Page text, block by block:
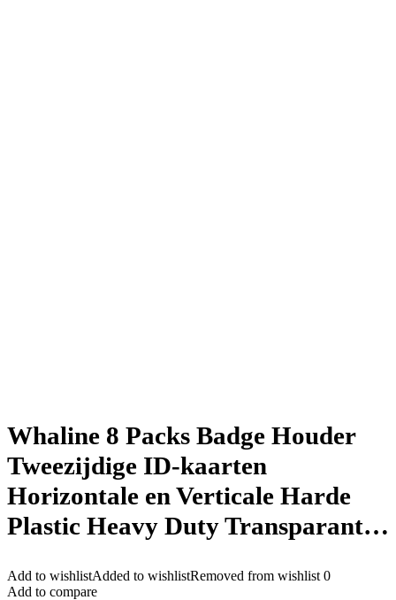
Whaline 8 Packs Badge Houder
Tweezijdige ID-kaarten
Horizontale en Verticale Harde
Plastic Heavy Duty Transparant…
Add to wishlistAdded to wishlistRemoved from wishlist 0
Add to compare